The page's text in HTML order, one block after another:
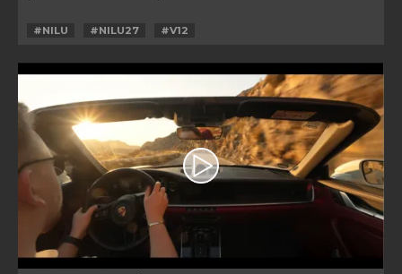
#NILU #NILU27 #V12